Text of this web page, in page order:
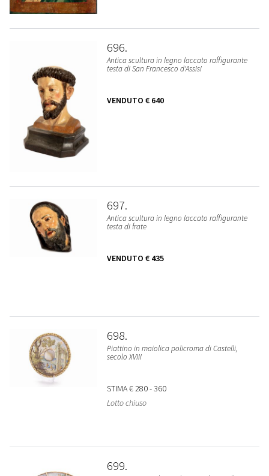
696
Antica scultura in legno laccato raffigurante
testa di San Francesco d'Assisi
VENDUTO € 640
697
Antica scultura in legno laccato raffigurante
testa di frate
VENDUTO € 435
698
Piattino in maiolica policroma di Castelli,
secolo XVIII
STIMA€ 280 - 360
Lotto chiuso
699